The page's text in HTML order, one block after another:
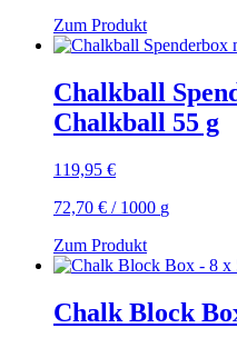
Zum Produkt
Chalkball
Chalkball 55 g
119,95 €
72,70 € / 1000 g
Zum Produkt
Chalk Block